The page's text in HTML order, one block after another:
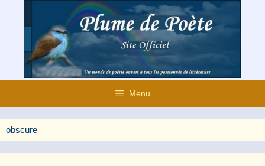
contenu
Menu
obscure